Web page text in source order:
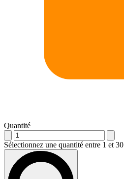
Quantité
Sélectionnez une quantité entre 1 et 30